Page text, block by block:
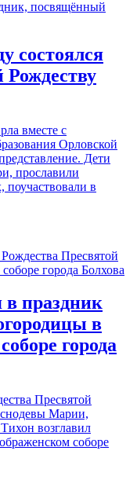
состоялся
вместе с
Орловской
Дети
прославили
в
в праздник
в
города
Пресвятой
Марии,
возглавил
соборе